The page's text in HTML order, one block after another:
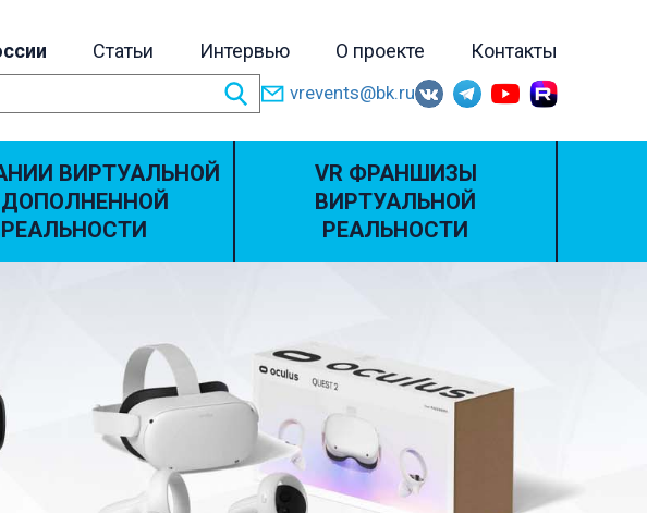
Статьи Интервью О проекте Контакты
vrevents@bk.ru
ВИРТУАЛЬНОЙ
РЕАЛЬНОСТИ
VR ФРАНШИЗЫ
ВИРТУАЛЬНОЙ
РЕАЛЬНОСТИ